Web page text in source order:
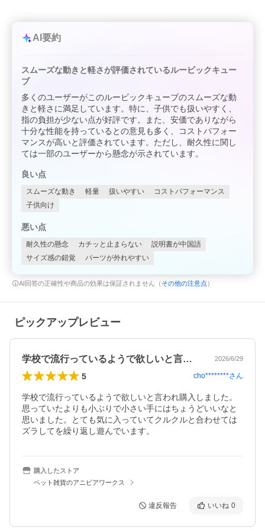
AI要約
スムーズな動きと軽さが評価されているルービックキュー
ブ
多くのユーザーがこのルービックキューブのスムーズな動
きと軽さに満足しています。特に、子供でも扱いやすく、
指の負担が少ない点が好評です。また、安価でありながら
十分な性能を持っているとの意見も多く、コストパフォー
マンスが高いと評価されています。ただし、耐久性に関し
ては一部のユーザーから懸念が示されています。
良い点
スムーズな動き 軽量 扱いやすい
コストパフォーマンス
子供向け
悪い点
耐久性の懸念 カチッと止まらない
説明書が中国語
サイズ感の錯覚
パーツが外れやすい
AI回答の正確性や商品の効果は保証されません（ その他の注意点 ）
ピックアップレビュー
学校で流行っているようで欲しいと言われ… 2026/6/29
5 cho********さん
学校で流行っているようで欲しいと言われ購入しました。
思っていたよりも小ぶりで小さい手にはちょうどいいなと
思いました。とても気に入っていてクルクルと合わせては
ズラしてを繰り返し遊んでいます。
購入したストア
ペット雑貨のアニビアワークス
違反報告 いいね 0